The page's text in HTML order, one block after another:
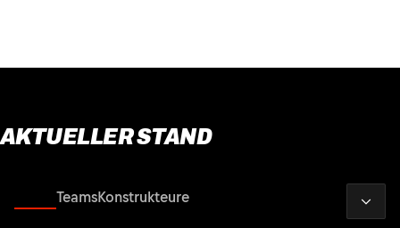
AKTUELLER STAND
TeamsKonstrukteure